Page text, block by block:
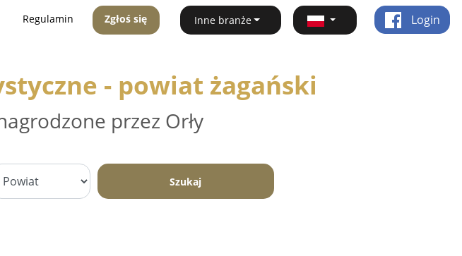
Regulamin Zgłoś się Inne branże Login
- powiat żagański
przez Orły
Szukaj